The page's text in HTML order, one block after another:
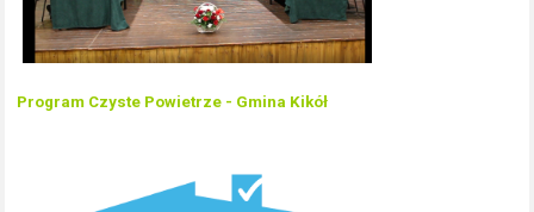
Program Czyste Powietrze - Gmina Kikół